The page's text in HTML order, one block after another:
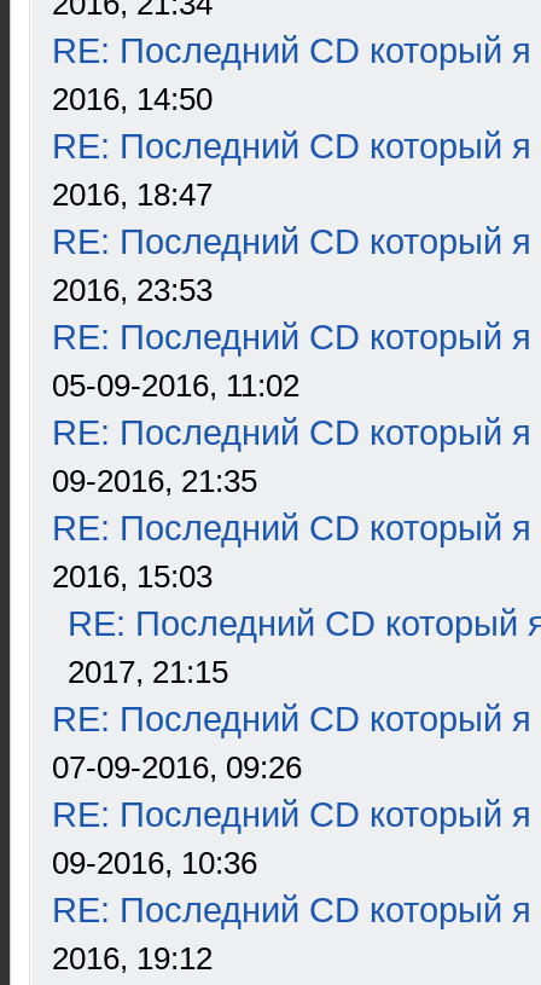
RE: Последний CD который я
2016, 14:50
RE: Последний CD который я
2016, 18:47
RE: Последний CD который я
2016, 23:53
RE: Последний CD который я
05-09-2016, 11:02
RE: Последний CD который я
09-2016, 21:35
RE: Последний CD который я
2016, 15:03
RE: Последний CD который
2017, 21:15
RE: Последний CD который я
07-09-2016, 09:26
RE: Последний CD который я
09-2016, 10:36
RE: Последний CD который я
2016, 19:12